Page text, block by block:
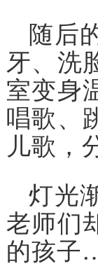
随后
牙、洗
室变身
唱歌、
儿歌，
灯光
老师们
的孩子